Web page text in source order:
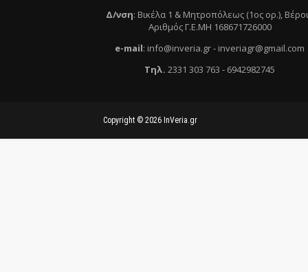
Δ/νση: Βικέλα 1 & Μητροπόλεως (1ος ορ.),
Αριθμός Γ.Ε.ΜΗ 168671726000
e-mail: info@inveria.gr- inveriagr@gmail.com
Τηλ. 2331 303 763 - 6942982745
Copyright © 2026 InVeria.gr